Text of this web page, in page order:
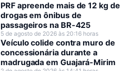
PRF apreende mais de 12 kg de
drogas em ônibus de
passageiros na BR-425
5 de agosto de 2026 às 20:16 horas
Veículo colide contra muro de
concessionária durante a
madrugada em Guajará-Mirim